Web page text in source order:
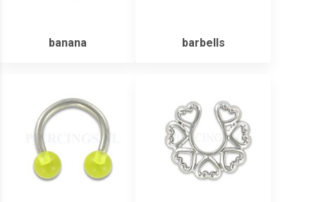
banana barbells